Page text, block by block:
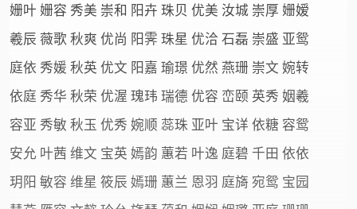
姗叶 姗容 秀美 崇和 阳卉 珠贝 优美 汝城 崇厚 姗嫒
羲辰 薇歌 秋爽 优尚 阳霁 珠星 优洽 石磊 崇盛 亚鸳
庭依 秀媛 秋英 优文 阳嘉 瑜璟 优然 燕珊 崇文 婉转
依庭 秀华 秋荣 优渥 瑰玮 瑞德 优容 峦颐 英秀 姻羲
容亚 秀敏 秋玉 优秀 婉顺 蕊珠 亚叶 宝详 依糖 容鸳
安允 叶茜 维文 宝英 嫣韵 蕙若 叶逸 庭碧 千田 依依
玥阳 敏容 维星 筱辰 嫣珊 蕙兰 恩羽 庭旖 宛鸳 宝园